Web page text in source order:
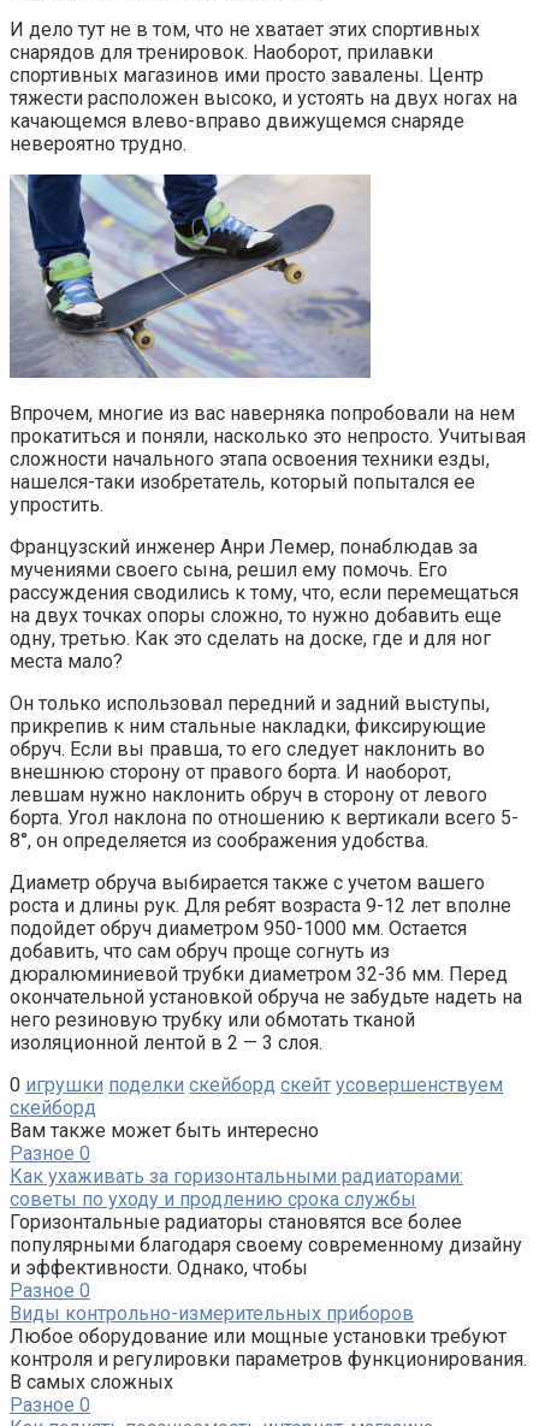
И дело тут не в том, что не хватает этих спортивных
снарядов для тренировок. Наоборот, прилавки
спортивных магазинов ими просто завалены. Центр
тяжести расположен высоко, и устоять на двух ногах на
качающемся влево-вправо движущемся снаряде
невероятно трудно.
Впрочем, многие из вас наверняка попробовали на нем
прокатиться и поняли, насколько это непросто. Учитывая
сложности начального этапа освоения техники езды,
нашелся-таки изобретатель, который попытался ее
упростить.
Французский инженер Анри Лемер, понаблюдав за
мучениями своего сына, решил ему помочь. Его
рассуждения сводились к тому, что, если перемещаться
на двух точках опоры сложно, то нужно добавить еще
одну, третью. Как это сделать на доске, где и для ног
места мало?
Он только использовал передний и задний выступы,
прикрепив к ним стальные накладки, фиксирующие
обруч. Если вы правша, то его следует наклонить во
внешнюю сторону от правого борта. И наоборот,
левшам нужно наклонить обруч в сторону от левого
борта. Угол наклона по отношению к вертикали всего 5-
8°, он определяется из соображения удобства.
Диаметр обруча выбирается также с учетом вашего
роста и длины рук. Для ребят возраста 9-12 лет вполне
подойдет обруч диаметром 950-1000 мм. Остается
добавить, что сам обруч проще согнуть из
дюралюминиевой трубки диаметром 32-36 мм. Перед
окончательной установкой обруча не забудьте надеть на
него резиновую трубку или обмотать тканой
изоляционной лентой в 2 — 3 слоя.
0 игрушки поделки скейборд скейт усовершенствуем
скейборд
Вам также может быть интересно
Разное 0
Как ухаживать за горизонтальными радиаторами:
советы по уходу и продлению срока службы
Горизонтальные радиаторы становятся все более
популярными благодаря своему современному дизайну
и эффективности. Однако, чтобы
Разное 0
Виды контрольно-измерительных приборов
Любое оборудование или мощные установки требуют
контроля и регулировки параметров функционирования.
В самых сложных
Разное 0